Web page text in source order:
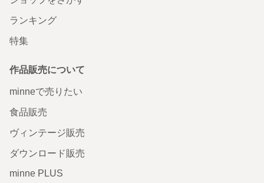
ランキング
特集
作品販売について
minneで売りたい
食品販売
ヴィンテージ販売
ダウンロード販売
minne PLUS